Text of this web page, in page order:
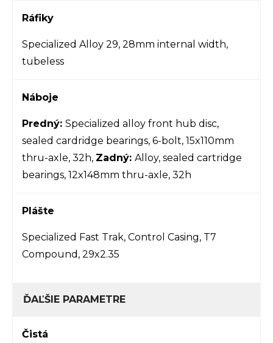
Ráfiky
Specialized Alloy 29, 28mm internal width,
tubeless
Náboje
Predný: Specialized alloy front hub disc,
sealed cardridge bearings, 6-bolt, 15x110mm
thru-axle, 32h, Zadný: Alloy, sealed cartridge
bearings, 12x148mm thru-axle, 32h
Plášte
Specialized Fast Trak, Control Casing, T7
Compound, 29x2.35
ĎAĽŠIE PARAMETRE
Čistá